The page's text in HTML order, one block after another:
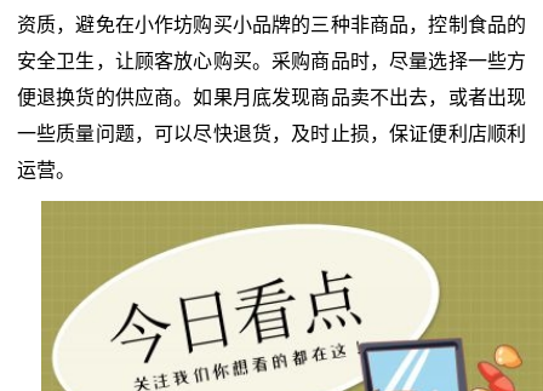
资质，避免在小作坊购买小品牌的三种非商品，控制食品的
安全卫生，让顾客放心购买。采购商品时，尽量选择一些方
便退换货的供应商。如果月底发现商品卖不出去，或者出现
一些质量问题，可以尽快退货，及时止损，保证便利店顺利
运营。